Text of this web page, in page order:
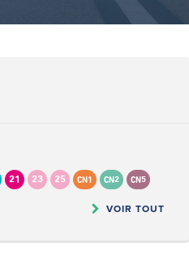
21 23 25 CN1 CN2 CN5
VOIR TOUT